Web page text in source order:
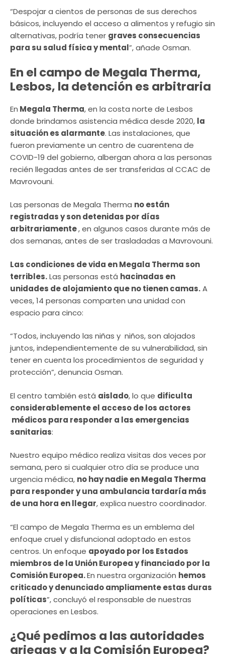
“Despojar a cientos de personas de sus derechos
básicos, incluyendo el acceso a alimentos y refugio sin
alternativas, podría tener graves consecuencias
para su salud física y mental”, añade Osman.
En el campo de Megala Therma,
Lesbos, la detención es arbitraria
En Megala Therma, en la costa norte de Lesbos
donde brindamos asistencia médica desde 2020, la
situación es alarmante. Las instalaciones, que
fueron previamente un centro de cuarentena de
COVID-19 del gobierno, albergan ahora a las personas
recién llegadas antes de ser transferidas al CCAC de
Mavrovouni.
Las personas de Megala Therma no están
registradas y son detenidas por días
arbitrariamente, en algunos casos durante más de
dos semanas, antes de ser trasladadas a Mavrovouni.
Las condiciones de vida en Megala Therma son
terribles.Las personas está hacinadas en
unidades de alojamiento que no tienen camas.A
veces, 14 personas comparten una unidad con
espacio para cinco:
“Todos, incluyendo las niñas y niños, son alojados
juntos, independientemente de su vulnerabilidad, sin
tener en cuenta los procedimientos de seguridad y
protección”, denuncia Osman.
El centro también está aislado, lo que dificulta
considerablemente el acceso de los actores
médicos para responder a las emergencias
sanitarias:
Nuestro equipo médico realiza visitas dos veces por
semana, pero si cualquier otro día se produce una
urgencia médica, no hay nadie en Megala Therma
para responder y una ambulancia tardaría más
de una hora en llegar, explica nuestro coordinador.
“El campo de Megala Therma es un emblema del
enfoque cruel y disfuncional adoptado en estos
centros. Un enfoque apoyado por los Estados
miembros de la Unión Europea y financiado por la
Comisión Europea.En nuestra organización hemos
criticado y denunciado ampliamente estas duras
políticas”, concluyó el responsable de nuestras
operaciones en Lesbos.
¿Qué pedimos a las autoridades
griegas y a la Comisión Europea?